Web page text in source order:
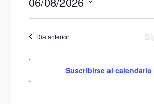
2026
Día anterior
Suscribirse al calendario